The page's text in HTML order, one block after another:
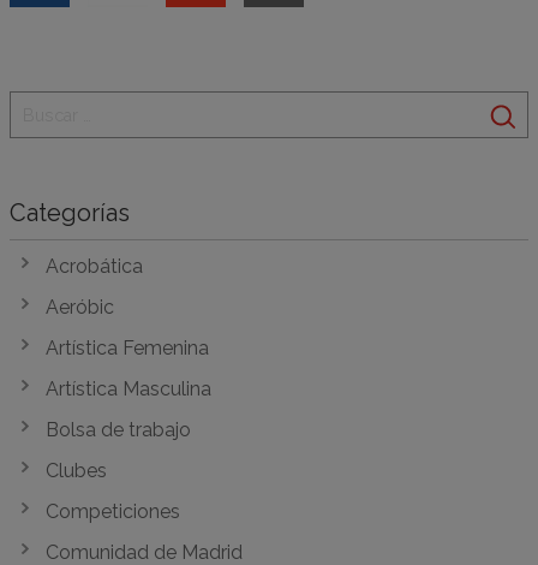
Categorías
Acrobática
Aeróbic
Artística Femenina
Artística Masculina
Bolsa de trabajo
Clubes
Competiciones
Comunidad de Madrid